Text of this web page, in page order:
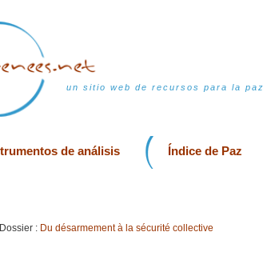
un sitio web de recursos para la paz
de análisis Índice de Paz
Dossier : Du désarmement à la sécurité collective